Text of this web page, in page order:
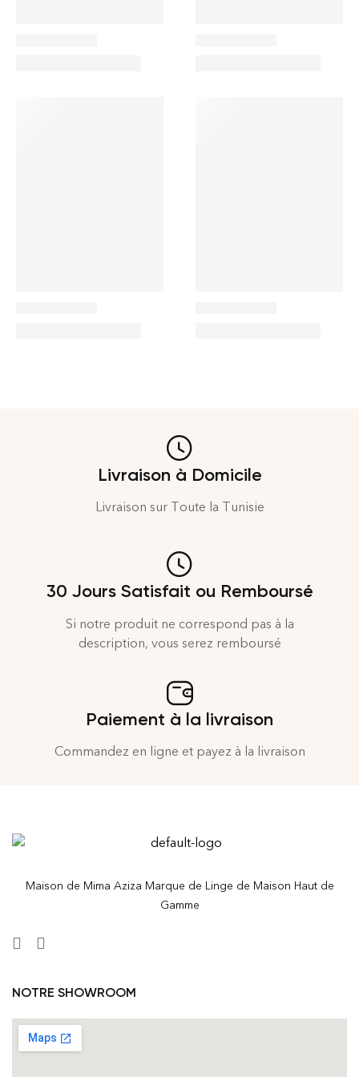
Livraison à Domicile
Livraison sur Toute la Tunisie
30 Jours Satisfait ou Remboursé
Si notre produit ne correspond pas à la
description, vous serez remboursé
Paiement à la livraison
Commandez en ligne et payez à la livraison
Maison de Mima Aziza Marque de Linge de Maison Haut de
Gamme
NOTRE SHOWROOM